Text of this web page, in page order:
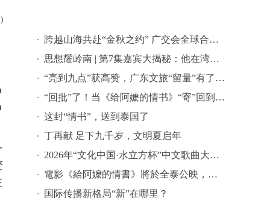
跨越山海共赴“金秋之约” 广交会全球合作伙伴签约活动在穗举行
思想耀岭南 | 第7集嘉宾大揭秘：他在湾区批量孵化独角兽企业
“亮到九点”获高赞，广东文旅“留量”有了新密码 | 文旅友好看广东②
“回批”了！当《给阿嬷的情书》“寄”回到故事发生地泰国……
这封“情书”，送到泰国了
丁再献 足下九千岁，文明夏启年
2026年“文化中国·水立方杯”中文歌曲大赛总决赛落幕，选手精彩表现来啦→
電影《給阿嬤的情書》將於全泰公映，導演藍鴻春推薦潮汕美景美食
国际传播新格局“新”在哪里？